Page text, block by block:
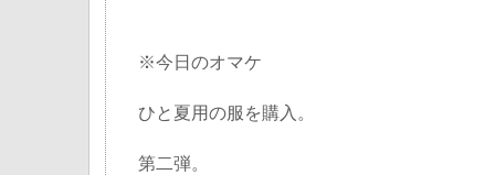
※今日のオマケ
ひと夏用の服を購入。
第二弾。